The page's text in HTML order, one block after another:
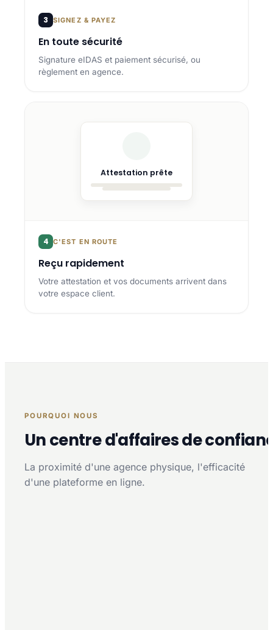
3 SIGNEZ & PAYEZ
En toute sécurité
Signature eIDAS et paiement sécurisé, ou
règlement en agence.
Attestation prête
4 C'EST EN ROUTE
Reçu rapidement
Votre attestation et vos documents arrivent dans
votre espace client.
POURQUOI NOUS
Un centre d'affaires de
La proximité d'une agence physique, l'efficacité
d'une plateforme en ligne.